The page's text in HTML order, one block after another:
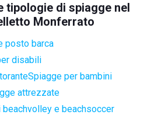
tipologie di spiagge nel
Monferrato
posto barca
disabili
Spiagge per bambini
attrezzate
e beachsoccer